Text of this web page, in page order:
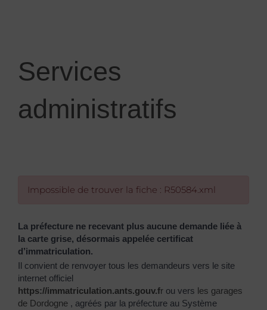
Services
administratifs
Impossible de trouver la fiche : R50584.xml
La préfecture ne recevant plus aucune demande liée à
la carte grise, désormais appelée certificat
d’immatriculation.
Il convient de renvoyer tous les demandeurs vers le site
internet officiel
https://immatriculation.ants.gouv.fr ou vers les garages
de Dordogne , agréés par la préfecture au Système